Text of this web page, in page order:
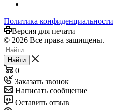
Политика конфиденциальности
Версия для печати
© 2026 Все права защищены.
Найти
0
Заказать звонок
Написать сообщение
Оставить отзыв